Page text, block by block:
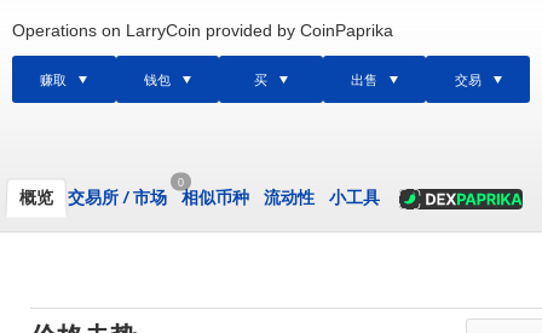
Operations on LarryCoin provided by CoinPaprika
赚取 钱包 买 出售 交易
概览 交易所 /市场
0
相似币种 流动性 小工具